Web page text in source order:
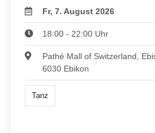
Fr, 7. August 2026
18:00 - 22:00 Uhr
Pathé Mall of Switzerland,
6030 Ebikon
Tanz